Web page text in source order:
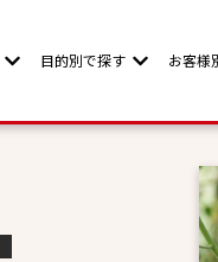
Show submenu for お客
目的別で探す Showお客様